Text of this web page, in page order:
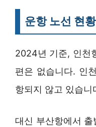
운항 노선 현
2024년 기준, 인천
편은 없습니다. 인
항되지 않고 있습니
대신 부산항에서